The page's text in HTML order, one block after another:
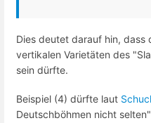
Dies deutet darauf hin, dass
vertikalen Varietäten des
sein dürfte.
Beispiel (4) dürfte laut
Deutschböhmen nicht